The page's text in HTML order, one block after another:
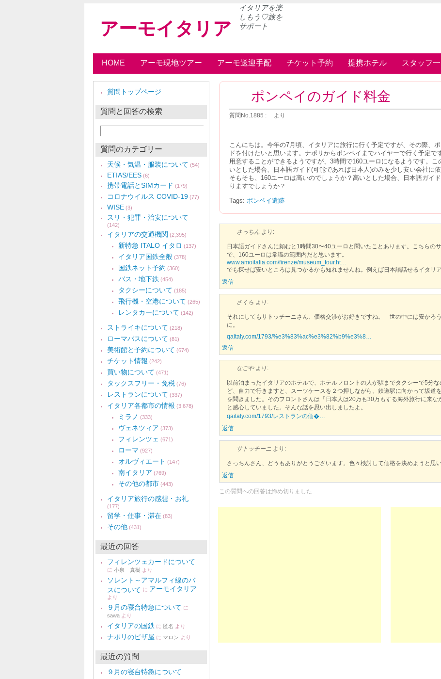
アーモイタリア
イタリアを楽
しもう♡旅を
サポート
HOME アーモ現地ツアー アーモ送迎手配 チケット予約 提携ホテル スタッフ
ポンペイのガイド料金
質問No.1885 : より
こんにちは。今年の7月頃、イタリアに旅行に行く予定ですが、その際、
ドを付けたいと思います。ナポリからポンペイまでハイヤーで行く予定
用意することができるようですが、3時間で160ユーロになるようです。
いとした場合、日本語ガイド(可能であれば日本人)のみを少し安い会社に
そもそも、160ユーロは高いのでしょうか？高いとした場合、日本語ガイ
りますでしょうか？
Tags: ポンペイ遺跡
さっちん より:
日本語ガイドさんに頼むと1時間30〜40ユーロと聞いたことあります。こちらの
で、160ユーロは常識の範囲内だと思います。
www.amoitalia.com/firenze/museum_tour.ht…
でも探せば安いところは見つかるかも知れませんね。例えば日本語話せるイタリ
返信
さくら より:
それにしてもサトッチーニさん、価格交渉がお好きですね。 世の中には安かろ
に。
qaitaly.com/1793/%e3%83%ac%e3%82%b9%e3%8…
返信
なごや より:
以前泊まったイタリアのホテルで、ホテルフロントの人が駅までタクシーで5分
ど、自力で行きますと、スーツケースを２つ押しながら、鉄道駅に向かって坂道
を聞きました。そのフロントさんは「日本人は20万も30万もする海外旅行に来な
と感心していました。そんな話を思い出しましたよ。
qaitaly.com/1793/レストランの価�…
返信
サトッチーニ より:
さっちんさん、どうもありがとうございます。色々検討して価格を決めようと思い
返信
この質問への回答は締め切りました
質問トップページ
質問と回答の検索
質問のカテゴリー
天候・気温・服装について (54)
ETIAS/EES (6)
携帯電話とSIMカード (179)
コロナウイルス COVID-19 (77)
WISE (3)
スリ・犯罪・治安について
(142)
イタリアの交通機関 (2,395)
新特急 ITALO イタロ (137)
イタリア国鉄全般 (378)
国鉄ネット予約 (360)
バス・地下鉄 (454)
タクシーについて (185)
飛行機・空港について (265)
レンタカーについて (142)
ストライキについて (218)
ローマパスについて (81)
美術館と予約について (674)
チケット情報 (242)
買い物について (471)
タックスフリー・免税 (76)
レストランについて (337)
イタリア各都市の情報 (3,678)
ミラノ (333)
ヴェネツィア (373)
フィレンツェ (671)
ローマ (927)
オルヴィエート (147)
南イタリア (769)
その他の都市 (443)
イタリア旅行の感想・お礼
(177)
留学・仕事・滞在 (83)
その他 (431)
最近の回答
フィレンツェカードについて
に 小泉 真樹 より
ソレント～アマルフィ線のバ
スについて に アーモイタリア
より
９月の寝台特急について に
sawa より
イタリアの国鉄 に 匿名 より
ナポリのピザ屋 に マロン より
最近の質問
９月の寝台特急について